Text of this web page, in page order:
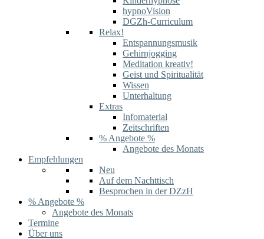
hypnoVision
DGZh-Curriculum
Relax!
Entspannungsmusik
Gehirnjogging
Meditation kreativ!
Geist und Spiritualität
Wissen
Unterhaltung
Extras
Infomaterial
Zeitschriften
% Angebote %
Angebote des Monats
Empfehlungen
Neu
Auf dem Nachttisch
Besprochen in der DZzH
% Angebote %
Angebote des Monats
Termine
Über uns